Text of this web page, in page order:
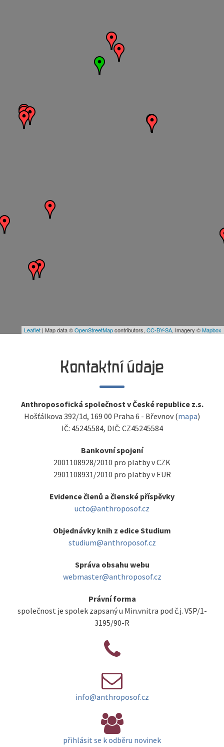
Leaflet | Map data ©OpenStreetMapcontributors, CC-BY-SA , Imagery ©Mapbox
Kontaktní údaje
Anthroposofická společnost v České republice z.s.
Hošťálkova 392/1d, 169 00 Praha 6 - Břevnov (mapa)
IČ: 45245584, DIČ: CZ45245584
Bankovní spojení
2001108928/2010 pro platby v CZK
2901108931/2010 pro platby v EUR
Evidence členů a členské příspěvky
ucto@anthroposof.cz
Objednávky knih z edice Studium
studium@anthroposof.cz
Správa obsahu webu
webmaster@anthroposof.cz
Právní forma
společnost je spolek zapsaný u Min.vnitra pod č.j. VSP/1-
3195/90-R
info@anthroposof.cz
přihlásit se k odběru novinek